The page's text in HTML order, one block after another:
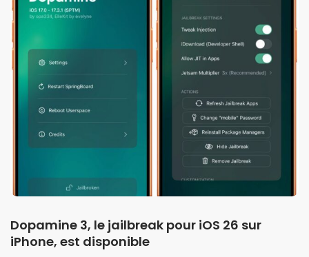
Dopamine 3, le jailbreak pour iOS 26 sur
iPhone, est disponible